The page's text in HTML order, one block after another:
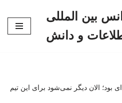
بین المللی
و دانش
بود؛ الان دیگر نمی‌شود برای این تیم